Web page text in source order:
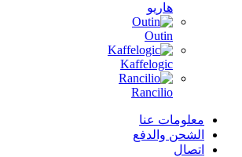
هاريو
Outin
Kaffelogic
Rancilio
معلومات عنا
الشحن والدفع
اتصال